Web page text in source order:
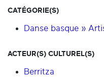
CATÉGORIE(S)
Danse basque »
ACTEUR(S) CULTUREL(S)
Berritza